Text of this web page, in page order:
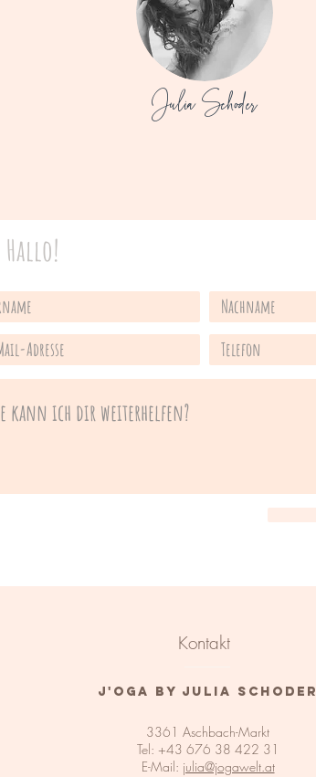
Julia Schoder
Hallo!
Kontakt
J'OGA by Julia Schoder
3361 Aschbach-Markt
Tel: +43 676 38 422 31
E-Mail: julia@jogawelt.at